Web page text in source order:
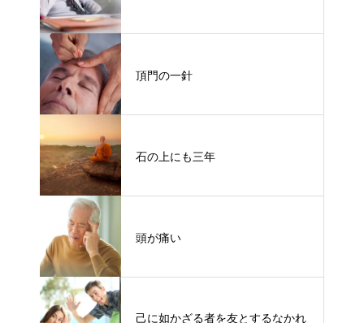
頂門の一針
石の上にも三年
頭が痛い
己に如かざる者を友とするなかれ